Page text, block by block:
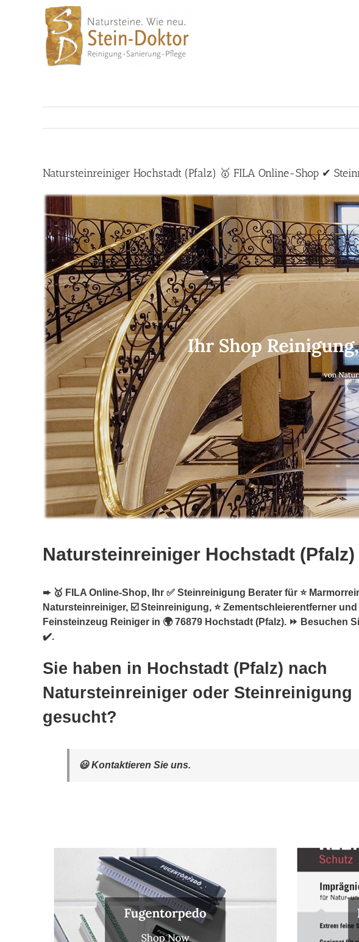
Natursteinreiniger Hochstadt (Pfalz) 🥇 FILA Online-Shop ✔
Natursteinreiniger Hochstadt (Pfalz)
➨ 🥇 FILA Online-Shop, Ihr ✅ Steinreinigung Berater für ⭐
Natursteinreiniger, ☑️ Steinreinigung, ⭐ Zementschleierentferner
Feinsteinzeug Reiniger in 🌍 76879 Hochstadt (Pfalz). ⏩ Besuchen
✔️.
Sie haben in Hochstadt (Pfalz) nach
Natursteinreiniger oder Steinreinigung
gesucht?
😃 Kontaktieren Sie uns.